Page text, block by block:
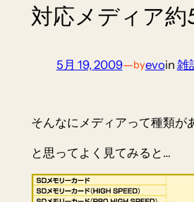
対応メディア約
5月 19, 2009—byevoin 雑
そんなにメディアって種類が
と思ってよく見てみると…